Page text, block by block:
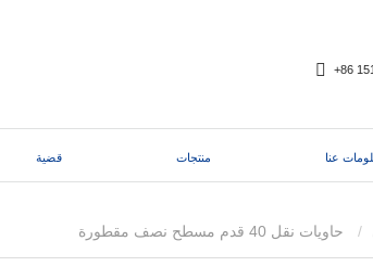
+86
عنا منتجات قضية